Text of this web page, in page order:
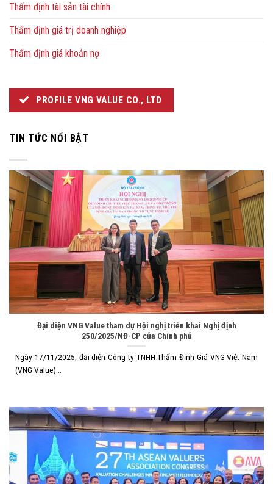
Thẩm định tài sản tài chính
Thẩm định giá trị doanh nghiệp
Thẩm định giá khoản nợ
PROFILE VNG VALUE CO., LTD
TIN TỨC NỔI BẬT
Đại diện VNG Value tham dự Hội nghị triển khai Nghị định
250/2025/NĐ-CP của Chính phủ
Ngày 17/11/2025, đại diện Công ty TNHH Thẩm Định Giá VNG Việt Nam
(VNG Value)...